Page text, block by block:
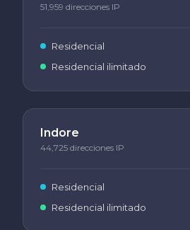
51,959 direcciones IP
Residencial
Residencial ilimitado
Indore
44,725 direcciones IP
Residencial
Residencial ilimitado